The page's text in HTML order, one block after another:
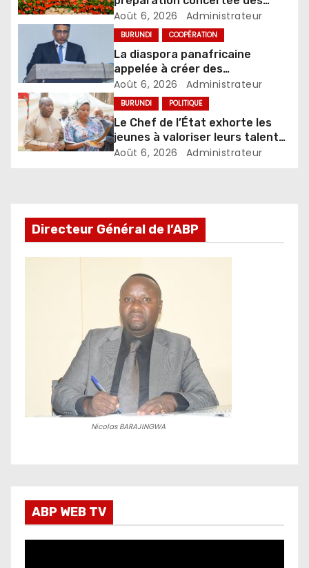
élections de 2027
Août 6, 2026 Administrateur
BURUNDI COOPÉRATION
La diaspora panafricaine
appelée à créer des
mécanismes favorisant
l’investissement dans les pays
d’origine
Août 6, 2026 Administrateur
BURUNDI POLITIQUE
Le Chef de l’État exhorte les
jeunes à valoriser leurs talents
pour accélérer le
Août 6, 2026 Administrateur
Directeur Général de l’ABP
Nicolas BARAJINGWA
ABP WEB TV